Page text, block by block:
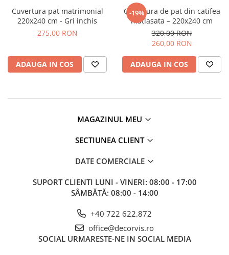
Cuvertura pat matrimonial
220x240 cm - Gri inchis
275,00 RON
ADAUGA IN COS
-19%
Cuvertura de pat din catifea
matlasata – 220x240 cm
320,00 RON
260,00 RON
ADAUGA IN COS
MAGAZINUL MEU
SECTIUNEA CLIENT
DATE COMERCIALE
SUPORT CLIENTI LUNI - VINERI: 08:00 - 17:00
SÂMBĂTĂ: 08:00 - 14:00
+40 722 622.872
office@decorvis.ro
SOCIAL URMARESTE-NE IN SOCIAL MEDIA